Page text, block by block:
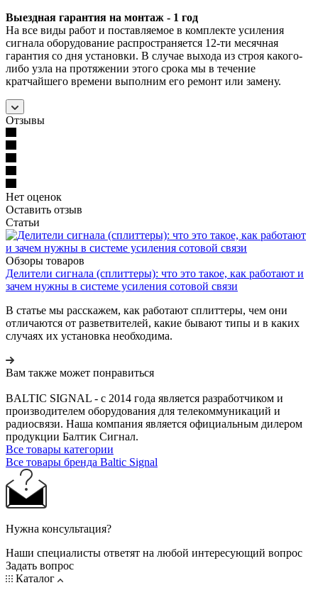
Выездная гарантия на монтаж - 1 год
На все виды работ и поставляемое в комплекте усиления
сигнала оборудование распространяется 12-ти месячная
гарантия со дня установки. В случае выхода из строя какого-
либо узла на протяжении этого срока мы в течение
кратчайшего времени выполним его ремонт или замену.
Отзывы
Нет оценок
Оставить отзыв
Статьи
Обзоры товаров
Делители сигнала (сплиттеры): что это такое, как работают и
зачем нужны в системе усиления сотовой связи
В статье мы расскажем, как работают сплиттеры, чем они
отличаются от разветвителей, какие бывают типы и в каких
случаях их установка необходима.
Вам также может понравиться
BALTIC SIGNAL - с 2014 года является разработчиком и
производителем оборудования для телекоммуникаций и
радиосвязи. Наша компания является официальным дилером
продукции Балтик Сигнал.
Все товары категории
Все товары бренда Baltic Signal
Нужна консультация?
Наши специалисты ответят на любой интересующий вопрос
Задать вопрос
Каталог